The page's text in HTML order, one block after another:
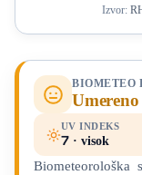
Izvor:
BIOMETEO
UV INDEKS
7 · visok